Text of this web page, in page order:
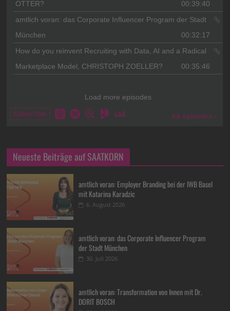
Neueste Beiträge auf SAATKORN
amtlich voran: Employer Branding bei der IWB Basel
mit Katarina Karadzic
6. August 2026
amtlich voran: das Corporate Influencer Program
der Stadt München
30. Juli 2026
amtlich voran: Transformation von Innen mit Dr.
DORIT BOSCH